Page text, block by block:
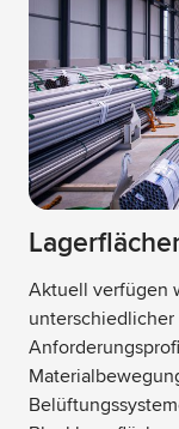
Aktuell verfügen